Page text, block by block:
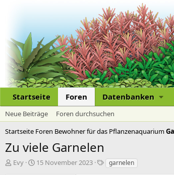
Startseite Foren Datenbanken
Neue Beiträge
Foren durchsuchen
Startseite Foren Bewohner für das Pflanzenaquarium
Zu viele Garnelen
E
Evy
E15 November 2023
Sgarnelen